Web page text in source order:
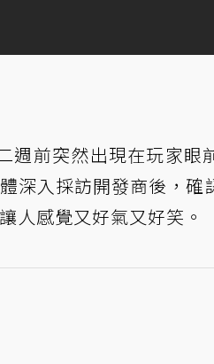
週前突然出現在玩家眼
深入採訪開發商後，確
人感覺又好氣又好笑。